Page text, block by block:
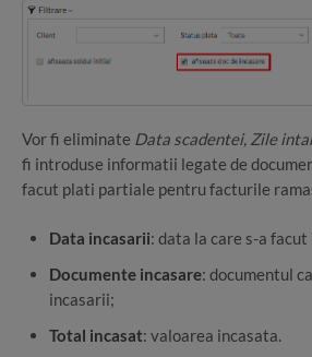
Vor fi eliminate Data scadentei, Zile
fi introduse informatii legate de
facut plati partiale pentru facturile
Data incasarii: data la care s-a
Documente incasare: documentul
incasarii;
Total incasat: valoarea incasata.